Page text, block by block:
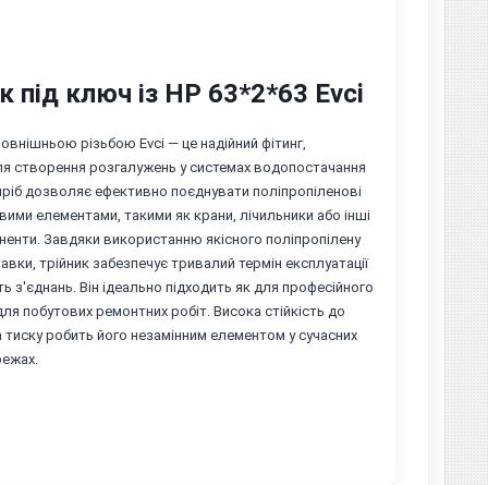
під ключ із НР 63*2*63 Evci
різьбою Evci — це надійний фітинг,
створення розгалужень у системах водопостачання
дозволяє ефективно поєднувати поліпропіленові
елементами, такими як крани, лічильники або інші
Завдяки використанню якісного поліпропілену
трійник забезпечує тривалий термін експлуатації
з'єднань. Він ідеально підходить як для професійного
побутових ремонтних робіт. Висока стійкість до
тиску робить його незамінним елементом у сучасних